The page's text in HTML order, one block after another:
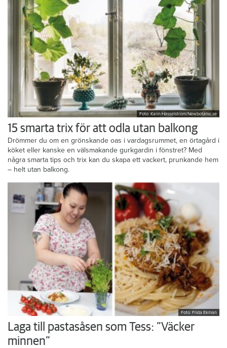
Foto: Karin Hasselström/Newbotanic.se
15 smarta trix för att odla utan balkong
Drömmer du om en grönskande oas i vardagsrummet, en örtagård i
köket eller kanske en välsmakande gurkgardin i fönstret? Med
några smarta tips och trix kan du skapa ett vackert, prunkande hem
– helt utan balkong.
Foto: Frida Ekman
Laga till pastasåsen som Tess: ”Väcker
minnen”